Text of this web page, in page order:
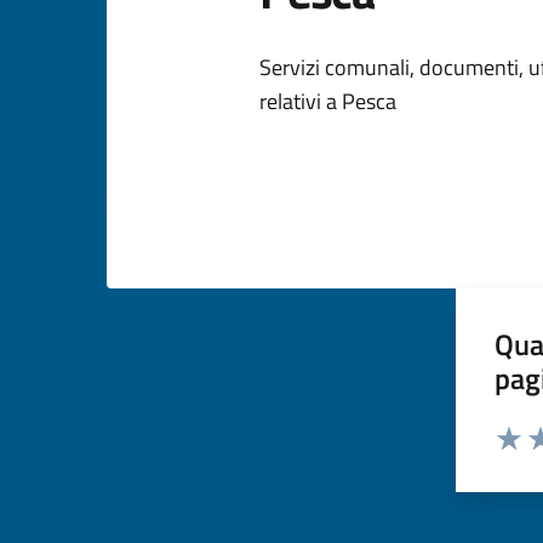
Dettagli
Servizi comunali, documenti,
relativi a Pesca